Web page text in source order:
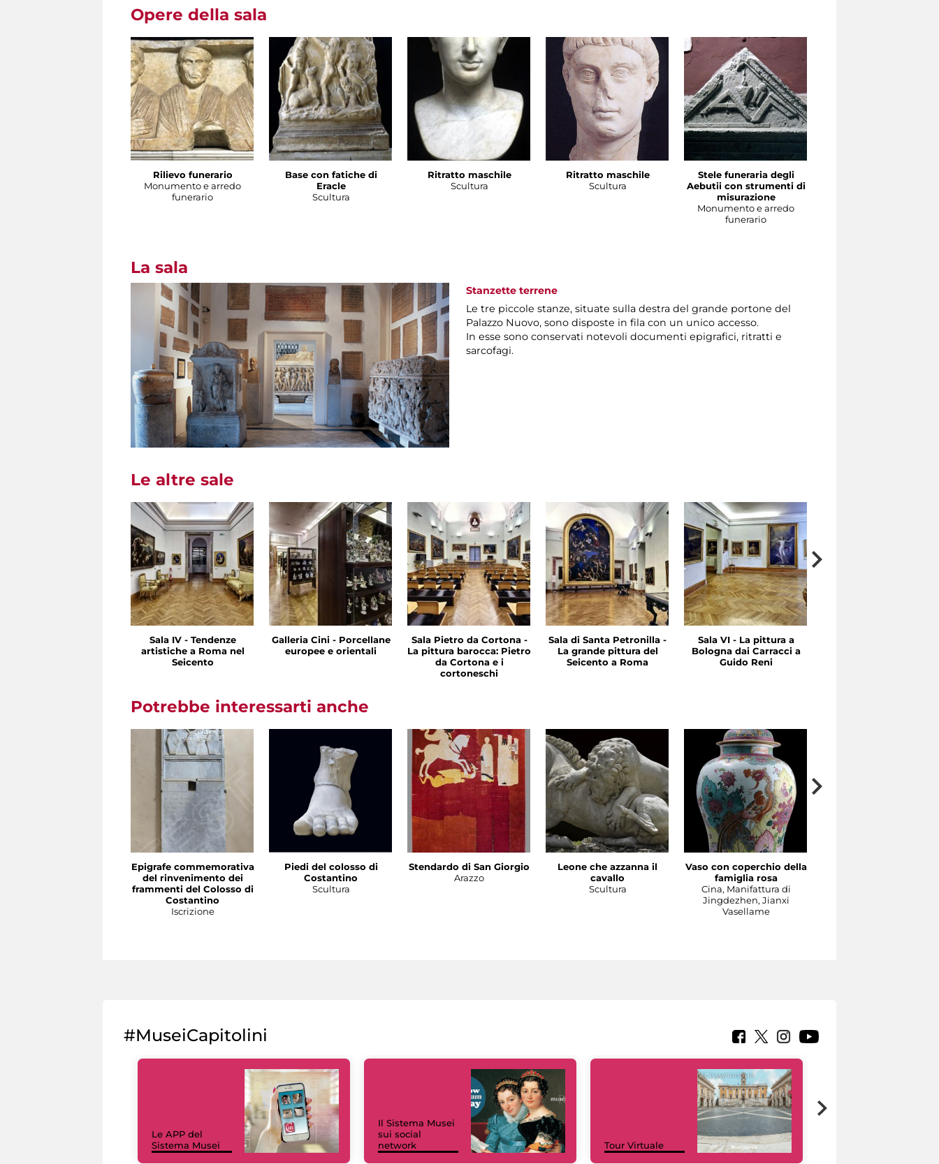
Opere della sala
Rilievo funerario
Monumento e arredo
funerario
Base con fatiche di
Eracle
Scultura
Ritratto maschile
Scultura
Ritratto maschile
Scultura
Stele funeraria degli
Aebutii con strumenti di
misurazione
Monumento e arredo
funerario
La sala
Stanzette terrene
Le tre piccole stanze, situate sulla destra del grande portone del
Palazzo Nuovo, sono disposte in fila con un unico accesso.
In esse sono conservati notevoli documenti epigrafici, ritratti e
sarcofagi.
Le altre sale
Sala IV - Tendenze
artistiche a Roma nel
Seicento
Galleria Cini - Porcellane
europee e orientali
Sala Pietro da Cortona -
La pittura barocca: Pietro
da Cortona e i
cortoneschi
Sala di Santa Petronilla -
La grande pittura del
Seicento a Roma
Sala VI - La pittura a
Bologna dai Carracci a
Guido Reni
Potrebbe interessarti anche
Epigrafe commemorativa
del rinvenimento dei
frammenti del Colosso di
Costantino
Iscrizione
Piedi del colosso di
Costantino
Scultura
Stendardo di San Giorgio
Arazzo
Leone che azzanna il
cavallo
Scultura
Vaso con coperchio della
famiglia rosa
Cina, Manifattura di
Jingdezhen, Jianxi
Vasellame
#MuseiCapitolini
Le APP del
Sistema Musei
Il Sistema Musei
sui social
network
Tour Virtuale